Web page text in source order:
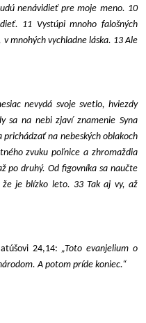
nenávidieť pre moje meno. 10
11 Vystúpi mnoho falošných
mnohých vychladne láska. 13 Ale
nevydá svoje svetlo, hviezdy
sa na nebi zjaví znamenie Syna
prichádzať na nebeských oblakoch
zvuku poľnice a zhromaždia
po druhý. Od figovníka sa naučte
je blízko leto. 33 Tak aj vy, až
24,14: „Toto evanjelium o
A potom príde koniec.“